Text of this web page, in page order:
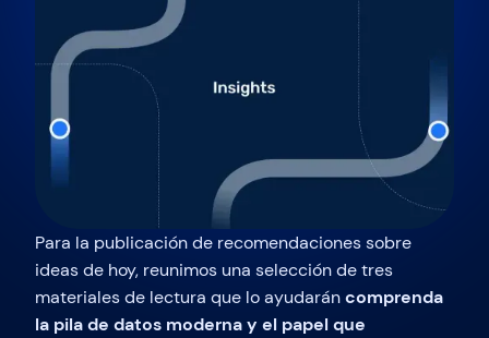
Para la publicación de recomendaciones sobre
ideas de hoy, reunimos una selección de tres
materiales de lectura que lo ayudaráncomprenda
la pila de datos moderna y el papel que